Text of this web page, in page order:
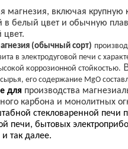
магнезия, включая крупную
в белый цвет и обычную
цвет.
(обычный сорт)
в электродуговой печи с
коррозионной стойкостью.
его содержание MgO
для производства
карбона и монолитных
стекловаренной печи
печи, бытовых
так далее.